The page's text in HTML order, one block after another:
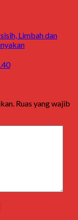
Limbah dan
Ruas yang wajib